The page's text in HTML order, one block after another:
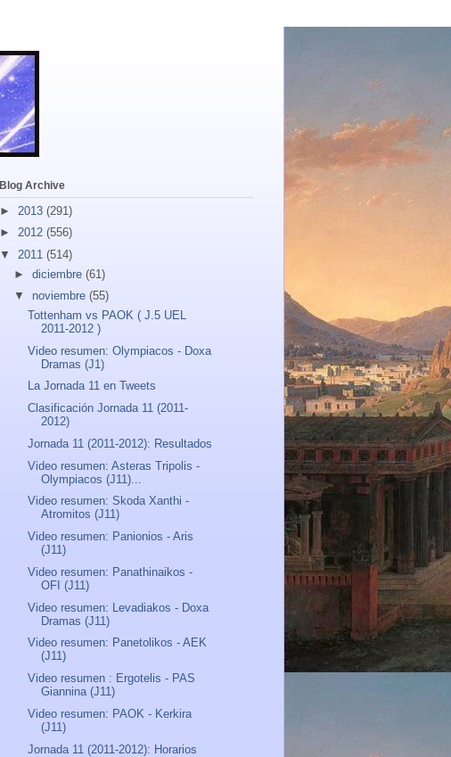
Blog Archive
► 2013 (291)
► 2012 (556)
▼ 2011 (514)
► diciembre (61)
▼ noviembre (55)
Tottenham vs PAOK ( J.5 UEL
2011-2012 )
Video resumen: Olympiacos - Doxa
Dramas (J1)
La Jornada 11 en Tweets
Clasificación Jornada 11 (2011-
2012)
Jornada 11 (2011-2012): Resultados
Video resumen: Asteras Tripolis -
Olympiacos (J11)...
Video resumen: Skoda Xanthi -
Atromitos (J11)
Video resumen: Panionios - Aris
(J11)
Video resumen: Panathinaikos -
OFI (J11)
Video resumen: Levadiakos - Doxa
Dramas (J11)
Video resumen: Panetolikos - AEK
(J11)
Video resumen : Ergotelis - PAS
Giannina (J11)
Video resumen: PAOK - Kerkira
(J11)
Jornada 11 (2011-2012): Horarios